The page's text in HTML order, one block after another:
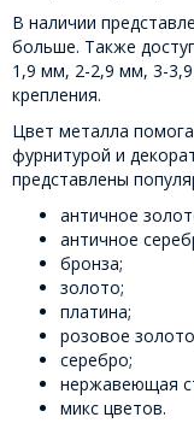
В наличии
больше. Также
1,9 мм, 2-2,9 мм, 3-
крепления.
Цвет металла
фурнитурой и
представлены
античное
античное
бронза;
золото;
платина;
розовое
серебро;
нержавеющая
микс цветов.